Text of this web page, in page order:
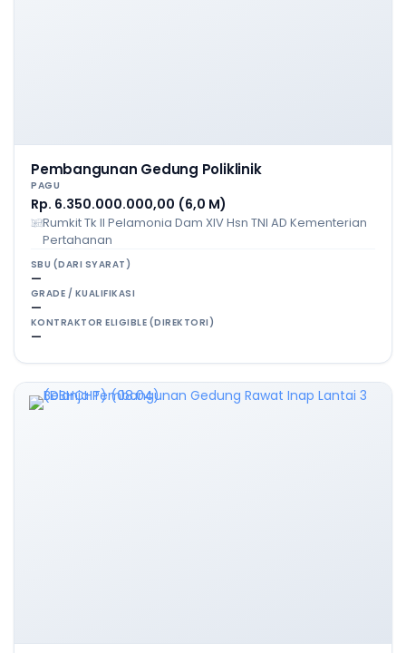
Pembangunan Gedung Poliklinik
PAGU
Rp. 6.350.000.000,00 (6,0 M)
Rumkit Tk II Pelamonia Dam XIV Hsn TNI AD Kementerian
Pertahanan
SBU (DARI SYARAT)
—
GRADE / KUALIFIKASI
—
KONTRAKTOR ELIGIBLE (DIREKTORI)
—